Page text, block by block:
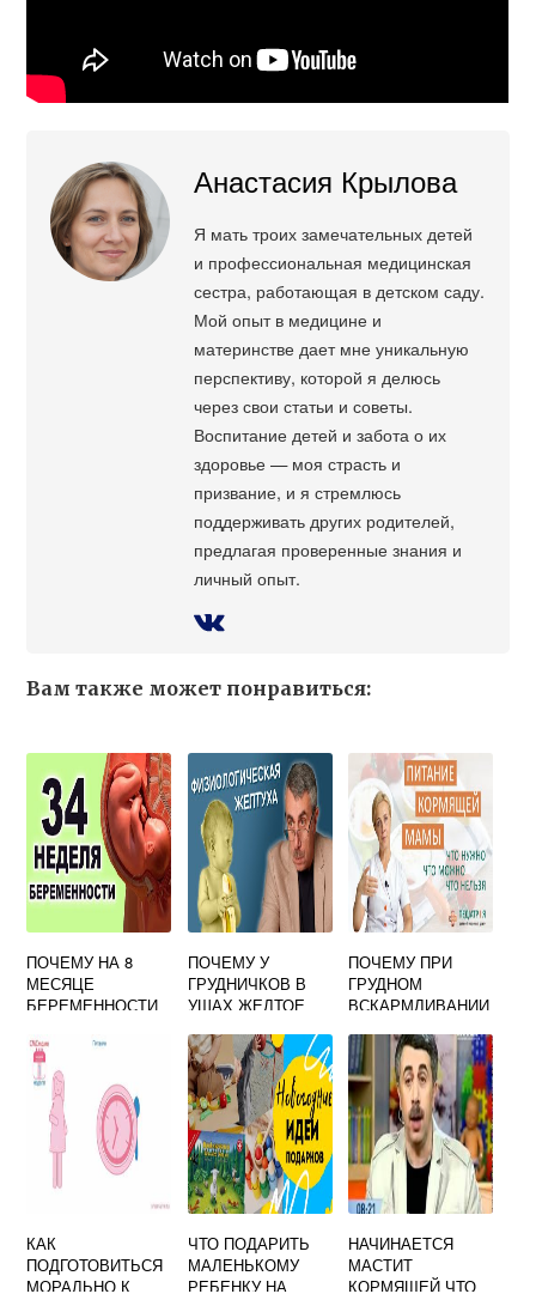
Анастасия Крылова
Я мать троих замечательных детей
и профессиональная медицинская
сестра, работающая в детском саду.
Мой опыт в медицине и
материнстве дает мне уникальную
перспективу, которой я делюсь
через свои статьи и советы.
Воспитание детей и забота о их
здоровье — моя страсть и
призвание, и я стремлюсь
поддерживать других родителей,
предлагая проверенные знания и
личный опыт.
Вам также может понравиться:
ПОЧЕМУ НА 8
МЕСЯЦЕ
БЕРЕМЕННОСТИ
ПОЧЕМУ У
ГРУДНИЧКОВ В
УШАХ ЖЕЛТОЕ
ПОЧЕМУ ПРИ
ГРУДНОМ
ВСКАРМЛИВАНИИ
ХОЧЕТСЯ ЕСТЬ
КАК
ПОДГОТОВИТЬСЯ
МОРАЛЬНО К
ЧТО ПОДАРИТЬ
МАЛЕНЬКОМУ
РЕБЕНКУ НА
НАЧИНАЕТСЯ
МАСТИТ
КОРМЯЩЕЙ ЧТО